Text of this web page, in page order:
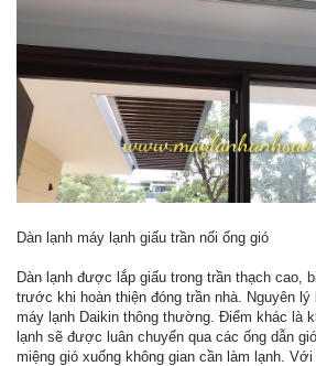
Dàn lạnh máy lạnh giấu trần nối ống gió
Dàn lạnh được lắp giấu trong trần thạch cao,
trước khi hoàn thiện đóng trần nhà. Nguyên
máy lạnh Daikin thông thường. Điểm khác là
lạnh sẽ được luân chuyển qua các ống dẫn
miệng gió xuống không gian cần làm lạnh.